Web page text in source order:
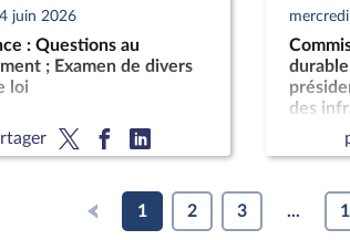
juin 2026
: Questions au
; Examen de divers
loi
des
1 2 3 ...